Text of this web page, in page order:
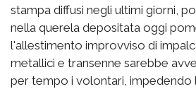
stampa diffusi negli ultimi giorni,
nella querela depositata oggi
l'allestimento improvviso di
metallici e transenne sarebbe
per tempo i volontari, impedendo